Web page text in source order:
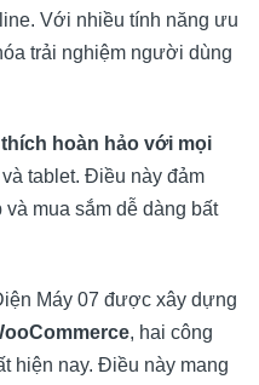
Với nhiều tính năng ưu
trải nghiệm người dùng
hoàn hảo với mọi
tablet. Điều này đảm
và mua sắm dễ dàng bất
Máy 07 được xây dựng
, hai công
hiện nay. Điều này mang